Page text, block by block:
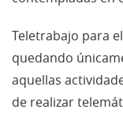
Teletrabajo para
quedando
aquellas
de realizar